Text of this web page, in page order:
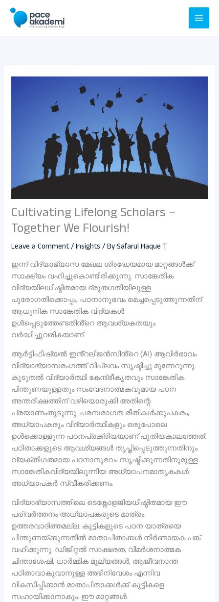
Skip
content
Cultivating Lifelong Scholars –
Together We Flourish!
Leave a Comment/Insights / BySafarul Haque T
ഇന്ന് വിദ്യാഭ്യാസ മേഖല ശ്രദ്ധേയമായ മാറ്റങ്ങൾക്ക്
സാക്ഷ്യം വഹിച്ചുകൊണ്ടിരിക്കുന്നു. സാങ്കേതിക
വിദ്യയിലധിഷ്ഠിതമായ ദ്രുതഗതിയിലുള്ള
പുരോഗതിക്കൊപ്പം, പഠനാനുഭവം മെച്ചപ്പെടുത്തുന്നതിന്
ആധുനിക സാങ്കേതിക വിദ്യകൾ
ഉൾപ്പെടുത്തേണ്ടതിൻ്റെ ആവശ്യകതയും
വർദ്ധിച്ചുവരികയാണ്.
ആർട്ടിഫിഷ്യൽ ഇൻ്റലിജൻസിൻ്റെ (AI) ആവിർഭാവം
വിദ്യാഭ്യാസരം​ഗത്ത് വിപ്ലവം സൃഷ്ടിച്ചു മുന്നേറുന്നു.
കൂടുതൽ വിദ്യാർത്ഥി കേന്ദ്രീകൃതവും സാങ്കേതിക
പിന്തുണയുള്ളതും സംവേദനാത്മകവുമായ പഠന
അന്തരീക്ഷത്തിന് വഴിയൊരുക്കി അതിന്റെ
പ്രയാണംതുടുന്നു. പരമ്പരാഗത രീതികൾക്കുപകരം,
അധ്യാപകരും വിദ്യാർത്ഥികളും ഒരുപോലെ
ഉൾക്കൊള്ളുന്ന പഠനപ്രക്രിയയാണ് പുതിയകാലത്തേത്.
പഠിതാക്കളുടെ ആവശ്യങ്ങൾ തൃപ്തിപ്പെടുത്തുന്നതിനും
വ്യക്തിഗതമായ പഠനാനുഭവം സൃഷ്ടിക്കുന്നതിനുമുള്ള
സാങ്കേതികവിദ്യയിലൂന്നിയ അധ്യാപനമാതൃകകൾ
അധ്യാപകർ സ്വീകരിക്കണം.
വിദ്യാഭ്യാസത്തിലെ ടെക്നോളജിയധിഷ്ഠിതമായ ഈ
പരിവർത്തനം അധ്യാപകരുടെ മാത്രം
ഉത്തരവാദിത്തമല്ല. കുട്ടികളുടെ പഠന യാത്രയെ
പിന്തുണയ്ക്കുന്നതിൽ മാതാപിതാക്കൾ നിർണായക പങ്ക്
വഹിക്കുന്നു. ഡിജിറ്റൽ സാക്ഷരത, വിമർശനാത്മക
ചിന്താശേഷി, ധാർമ്മിക മൂല്യങ്ങൾ, ആജീവനാന്ത
പഠിതാവാകുവാനുള്ള അഭിനിവേശം എന്നിവ
വികസിപ്പിക്കാൻ മാതാപിതാക്കൾക്ക് കുട്ടികളെ
സഹായിക്കാനാകും. ഈ മാറ്റങ്ങൾ